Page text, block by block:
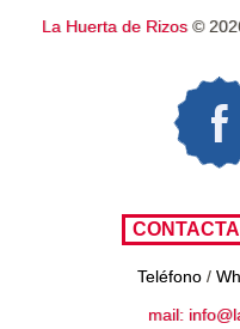
La Huerta de Rizos©
Teléfono /
mail: